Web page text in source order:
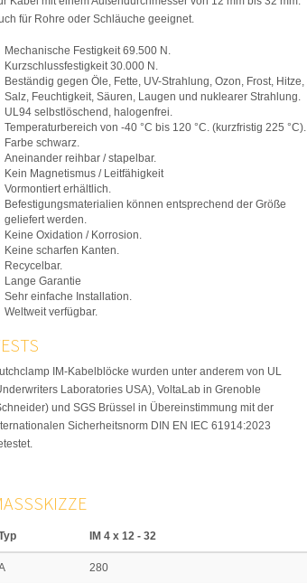
für Rohre oder Schläuche geeignet.
Mechanische Festigkeit 69.500 N.
Kurzschlussfestigkeit 30.000 N.
Beständig gegen Öle, Fette, UV-Strahlung, Ozon, Frost, Hitze,
Salz, Feuchtigkeit, Säuren, Laugen und nuklearer Strahlung.
UL94 selbstlöschend, halogenfrei.
Temperaturbereich von -40 °C bis 120 °C. (kurzfristig 225 °C).
Farbe schwarz.
Aneinander reihbar / stapelbar.
Kein Magnetismus / Leitfähigkeit
Vormontiert erhältlich.
Befestigungsmaterialien können entsprechend der Größe
geliefert werden.
Keine Oxidation / Korrosion.
Keine scharfen Kanten.
Recycelbar.
Lange Garantie
Sehr einfache Installation.
Weltweit verfügbar.
IM-Kabelblöcke wurden unter anderem von UL
Laboratories USA), VoltaLab in Grenoble
und SGS Brüssel in Übereinstimmung mit der
Sicherheitsnorm DIN EN IEC 61914:2023
IM 4 x 12 - 32
280